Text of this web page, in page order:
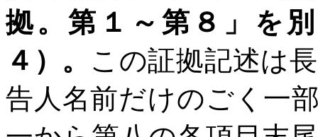
拠。第１～第８」を
４）。 この証拠記述は
告人名前だけのごく一